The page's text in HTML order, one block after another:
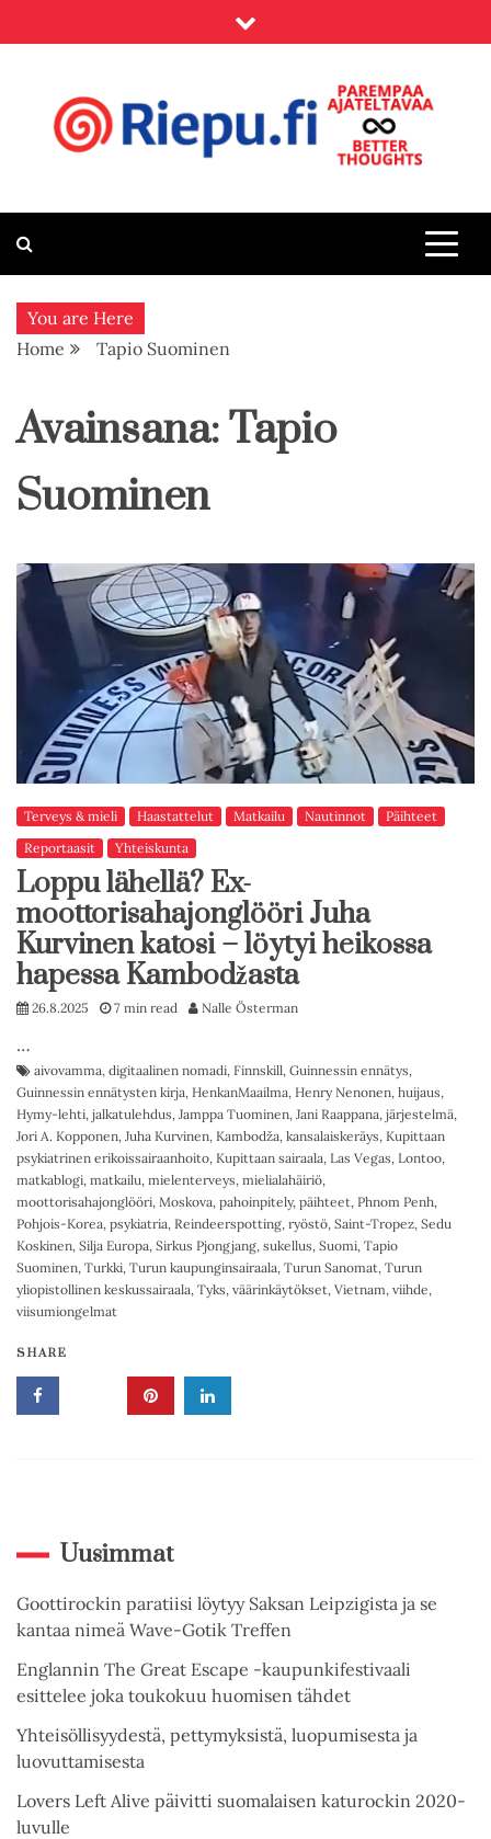
to
Riepu.fi
You are Here
Home
Tapio Suominen
Avainsana:Tapio
Suominen
Terveys & mieli Haastattelut Matkailu Nautinnot
Päihteet
Reportaasit
Yhteiskunta
Loppu lähellä? Ex-
moottorisahajonglööri Juha
Kurvinen katosi – löytyi heikossa
hapessa Kambodžasta
26.8.2025 7 min read Nalle Österman
…
aivovamma, digitaalinen nomadi, Finnskill, Guinnessin ennätys,
Guinnessin ennätysten kirja, HenkanMaailma, Henry Nenonen, huijaus,
Hymy-lehti, jalkatulehdus, Jamppa Tuominen, Jani Raappana, järjestelmä,
Jori A. Kopponen, Juha Kurvinen, Kambodža, kansalaiskeräys, Kupittaan
psykiatrinen erikoissairaanhoito, Kupittaan sairaala, Las Vegas, Lontoo,
matkablogi, matkailu, mielenterveys, mielialahäiriö,
moottorisahajonglööri, Moskova, pahoinpitely, päihteet, Phnom Penh,
Pohjois-Korea, psykiatria, Reindeerspotting, ryöstö, Saint-Tropez, Sedu
Koskinen, Silja Europa, Sirkus Pjongjang, sukellus, Suomi, Tapio
Suominen, Turkki, Turun kaupunginsairaala, Turun Sanomat, Turun
yliopistollinen keskussairaala, Tyks, väärinkäytökset, Vietnam, viihde,
viisumiongelmat
SHARE
Uusimmat
Goottirockin paratiisi löytyy Saksan Leipzigista ja se
kantaa nimeä Wave-Gotik Treffen
Englannin The Great Escape -kaupunkifestivaali
esittelee joka toukokuu huomisen tähdet
Yhteisöllisyydestä, pettymyksistä, luopumisesta ja
luovuttamisesta
Lovers Left Alive päivitti suomalaisen katurockin 2020-
luvulle